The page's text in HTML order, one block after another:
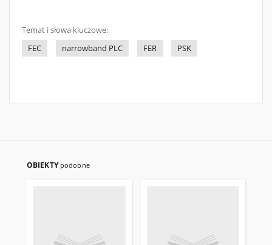
Temat i słowa kluczowe:
FEC
narrowband PLC FER PSK
OBIEKTY podobne